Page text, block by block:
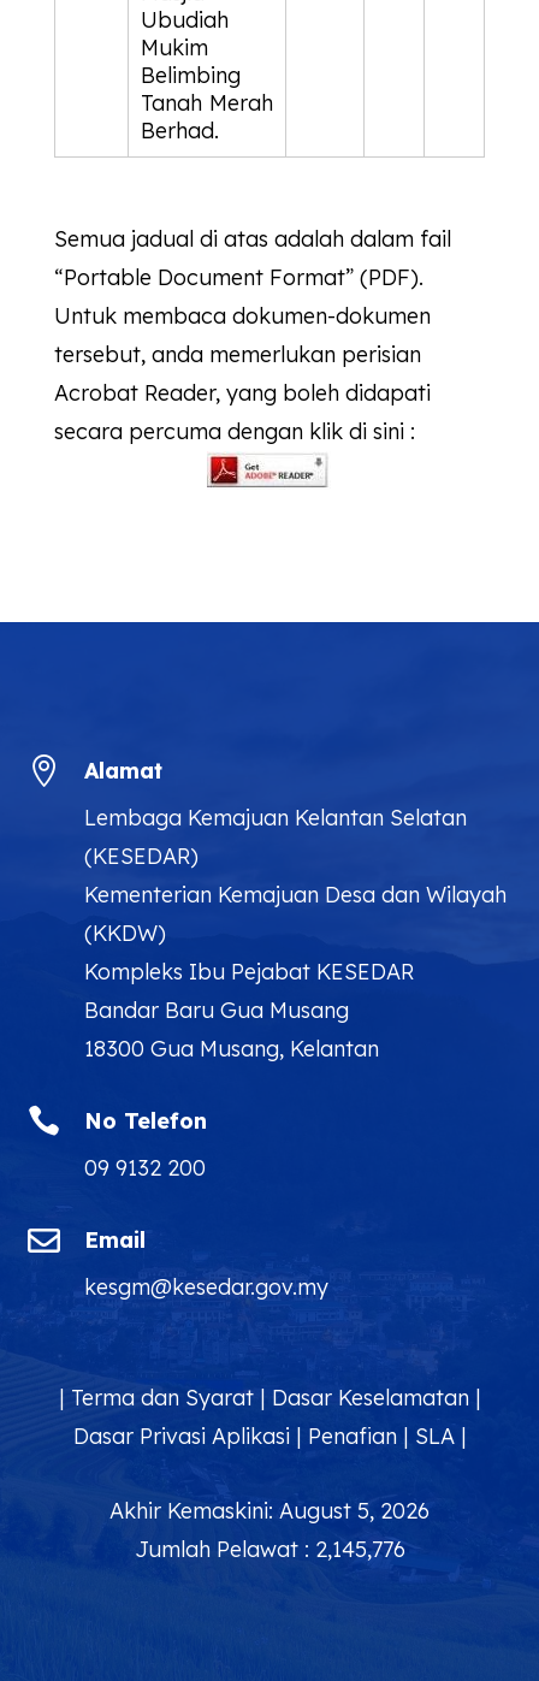
Ubudiah
Mukim
Belimbing
Tanah Merah
Berhad.
Semua jadual di atas adalah dalam fail
“Portable Document Format” (PDF).
Untuk membaca dokumen-dokumen
tersebut, anda memerlukan perisian
Acrobat Reader, yang boleh didapati
secara percuma dengan klik di sini :

Alamat
Lembaga Kemajuan Kelantan Selatan
(KESEDAR)
Kementerian Kemajuan Desa dan Wilayah
(KKDW)
Kompleks Ibu Pejabat KESEDAR
Bandar Baru Gua Musang
18300 Gua Musang, Kelantan

No Telefon
09 9132 200

Email
kesgm@kesedar.gov.my
| Terma dan Syarat| Dasar Keselamatan|
Dasar Privasi Aplikasi| Penafian| SLA|
Akhir Kemaskini: August 5, 2026
Jumlah Pelawat : 2,145,776